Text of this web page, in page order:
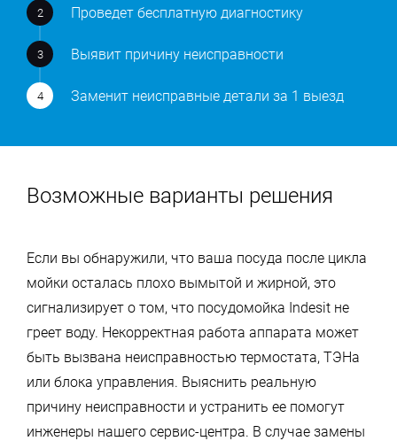
Проведет бесплатную диагностику
Выявит причину неисправности
Заменит неисправные детали за 1 выезд
Возможные варианты решения
Если вы обнаружили, что ваша посуда после цикла
мойки осталась плохо вымытой и жирной, это
сигнализирует о том, что посудомойка Indesit не
греет воду. Некорректная работа аппарата может
быть вызвана неисправностью термостата, ТЭНа
или блока управления. Выяснить реальную
причину неисправности и устранить ее помогут
инженеры нашего сервис-центра. В случае замены